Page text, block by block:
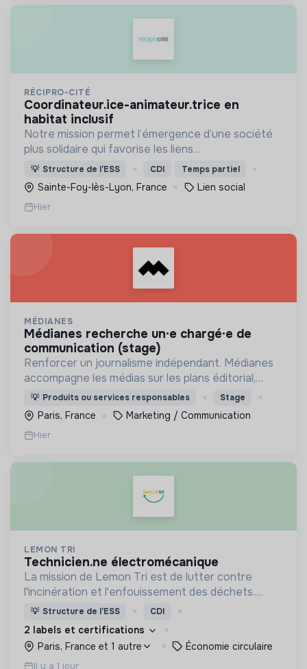
RÉCIPRO-CITÉ
coordinateur.ice-animateur.trice en
habitat inclusif
Notre mission permet l’émergence d’une société
plus solidaire qui favorise les liens
intergénérationnels pour accompagner le
vieillissement de la population et agir contre le
délitement du lien social
💡 Structure de l’ESS CDI Temps partiel
Sainte-Foy-lès-Lyon, France Lien social
Hier
MÉDIANES
médianes recherche un·e chargé·e de
communication (stage)
Renforcer un journalisme indépendant. Médianes
accompagne les médias sur les plans éditorial,
économique, managérial et technique afin de
garantir leur viabilité et renforcer leur impact.
💡 Produits ou services responsables Stage
Paris, France Marketing / Communication
Hier
LEMON TRI
technicien.ne électromécanique
La mission de Lemon Tri est de lutter contre
l'incinération et l'enfouissement des déchets.
Adoptez les bons zestes à nos côtés !
💡 Structure de l’ESS CDI
2 labels et certifications
Paris, France et 1 autre
Économie circulaire
Il y a 1 jour